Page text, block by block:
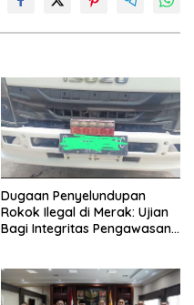
Dugaan Penyelundupan
Rokok Ilegal di Merak: Ujian
Bagi Integritas Pengawasan